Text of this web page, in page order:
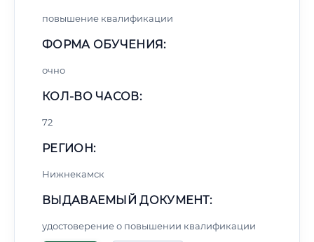
повышение квалификации
ФОРМА ОБУЧЕНИЯ:
очно
КОЛ-ВО ЧАСОВ:
72
РЕГИОН:
Нижнекамск
ВЫДАВАЕМЫЙ ДОКУМЕНТ:
удостоверение о повышении квалификации